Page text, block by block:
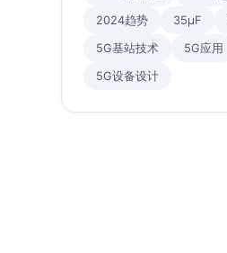
2024趋势 35μF
5G基站技术 5G应用
5G设备设计